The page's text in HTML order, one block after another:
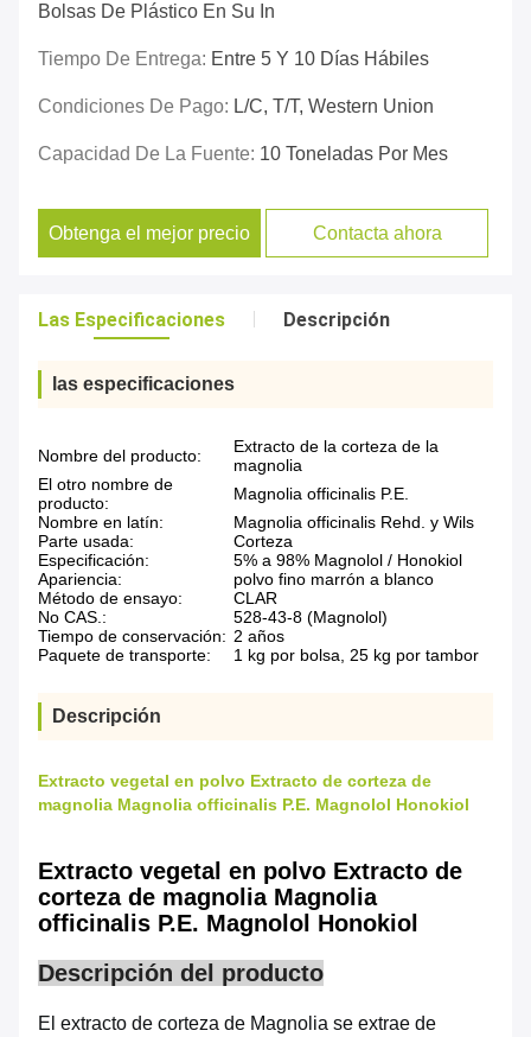
Bolsas De Plástico En Su In
Tiempo De Entrega: Entre 5 Y 10 Días Hábiles
Condiciones De Pago: L/C, T/T, Western Union
Capacidad De La Fuente: 10 Toneladas Por Mes
Obtenga el mejor precio Contacta ahora
Las Especificaciones Descripción
las especificaciones
Nombre del producto:
Extracto de la corteza de la
magnolia
El otro nombre de
producto:
Magnolia officinalis P.E.
Nombre en latín:
Magnolia officinalis Rehd. y Wils
Parte usada:
Corteza
Especificación:
5% a 98% Magnolol / Honokiol
Apariencia:
polvo fino marrón a blanco
Método de ensayo:
CLAR
No CAS.:
528-43-8 (Magnolol)
Tiempo de conservación: 2 años
Paquete de transporte:
1 kg por bolsa, 25 kg por tambor
Descripción
Extracto vegetal en polvo Extracto de corteza de
magnolia Magnolia officinalis P.E. Magnolol Honokiol
Extracto vegetal en polvo Extracto de
corteza de magnolia Magnolia
officinalis P.E. Magnolol Honokiol
Descripción del producto
El extracto de corteza de Magnolia se extrae de